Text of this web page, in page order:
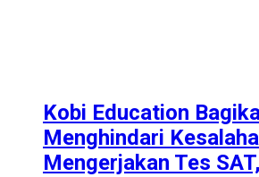
Kobi Education
Menghindari
Mengerjakan Tes